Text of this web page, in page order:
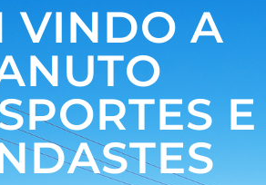
VINDO A
E